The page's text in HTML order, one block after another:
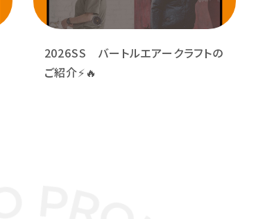
2026SS バートルエアークラフトの
ご紹介⚡🔥